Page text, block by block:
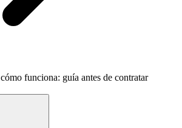
funciona: guía antes de contratar